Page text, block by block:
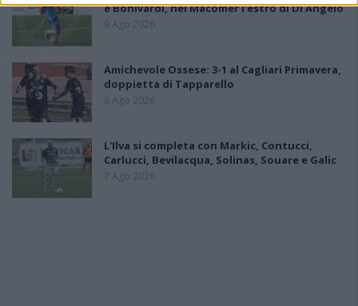
e Bonivardi, nel Macomer l'estro di Di Angelo
9 Ago 2026
Amichevole Ossese: 3-1 al Cagliari Primavera,
doppietta di Tapparello
8 Ago 2026
L'Ilva si completa con Markic, Contucci,
Carlucci, Bevilacqua, Solinas, Souare e Galic
7 Ago 2026